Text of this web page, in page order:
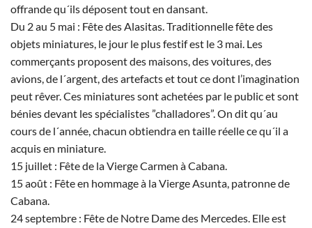
offrande qu´ils déposent tout en dansant.
Du 2 au 5 mai : Fête des Alasitas. Traditionnelle fête des
objets miniatures, le jour le plus festif est le 3 mai. Les
commerçants proposent des maisons, des voitures, des
avions, de l´argent, des artefacts et tout ce dont l’imagination
peut rêver. Ces miniatures sont achetées par le public et sont
bénies devant les spécialistes ”challadores”. On dit qu´au
cours de l´année, chacun obtiendra en taille réelle ce qu´il a
acquis en miniature.
15 juillet : Fête de la Vierge Carmen à Cabana.
15 août : Fête en hommage à la Vierge Asunta, patronne de
Cabana.
24 septembre : Fête de Notre Dame des Mercedes. Elle est